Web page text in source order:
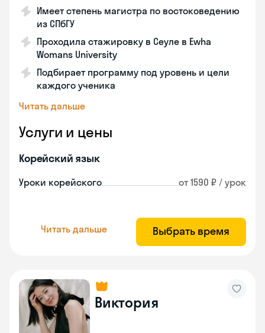
Имеет степень магистра по востоковедению
из СПбГУ
Проходила стажировку в Сеуле в Ewha
Womans University
Подбирает программу под уровень и цели
каждого ученика
Читать дальше
Услуги и цены
Корейский язык
Уроки корейского от 1590 ₽ / урок
Читать дальше Выбрать время
Виктория